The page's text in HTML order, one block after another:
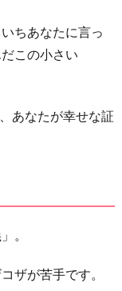
ちあなたに言っ
この小さい
あなたが幸せな証
。
ザが苦手です。